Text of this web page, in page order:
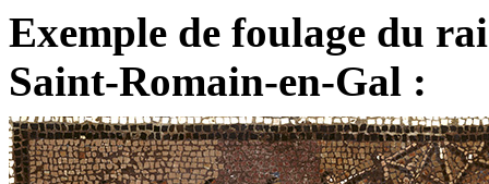
Exemple de foulage du
Saint-Romain-en-Gal :